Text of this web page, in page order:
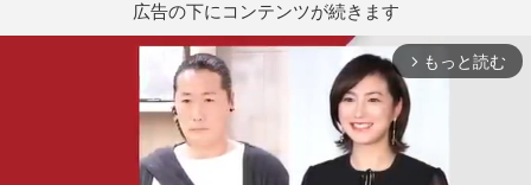
広告の下にコンテンツが続きます
arrow_forward_ios もっと読む